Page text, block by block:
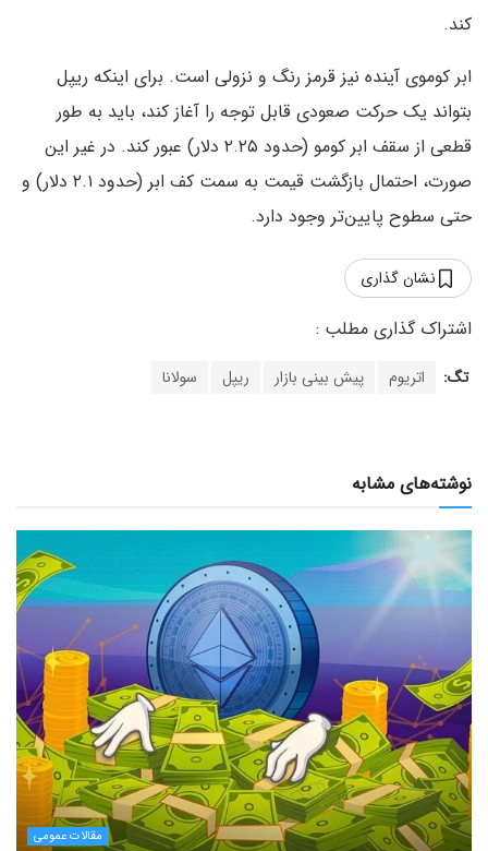
کند.
ابر کوموی آینده نیز قرمز رنگ و نزولی است. برای اینکه ریپل
بتواند یک حرکت صعودی قابل توجه را آغاز کند، باید به طور
قطعی از سقف ابر کومو (حدود ۲.۲۵ دلار) عبور کند. در غیر این
صورت، احتمال بازگشت قیمت به سمت کف ابر (حدود ۲.۱ دلار) و
حتی سطوح پایین‌تر وجود دارد.
نشان گذاری
تگ: اتریوم پیش بینی بازار ریپل سولانا
نوشته‌های مشابه
مقالات عمومی